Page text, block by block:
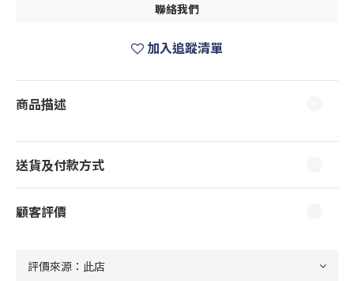
聯絡我們
加入追蹤清單
商品描述
送貨及付款方式
顧客評價